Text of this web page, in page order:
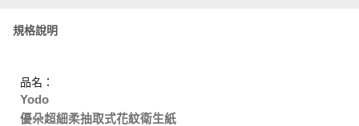
規格說明
品名：
Yodo
優朵超細柔抽取式花紋衛生紙